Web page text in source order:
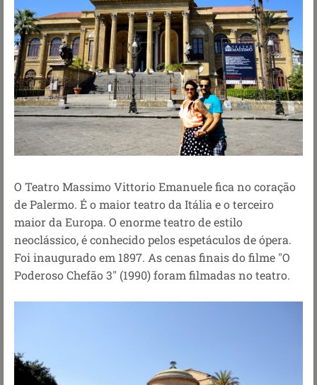
O Teatro Massimo Vittorio Emanuele fica no coração
de Palermo. É o maior teatro da Itália e o terceiro
maior da Europa. O enorme teatro de estilo
neoclássico, é conhecido pelos espetáculos de ópera.
Foi inaugurado em 1897. As cenas finais do filme "O
Poderoso Chefão 3" (1990) foram filmadas no teatro.